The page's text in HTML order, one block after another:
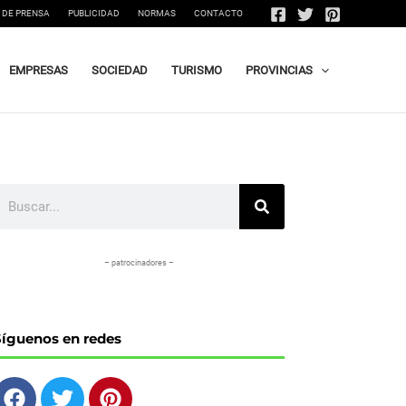
PRENSA PUBLICIDAD NORMAS CONTACTO
EMPRESAS SOCIEDAD TURISMO PROVINCIAS
– patrocinadores –
en redes
F
T
P